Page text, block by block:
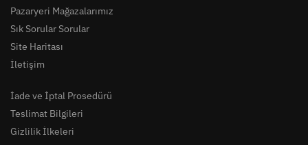
Pazaryeri Mağazalarımız
Sık Sorular Sorular
Site Haritası
İletişim
İade ve İptal Prosedürü
Teslimat Bilgileri
Gizlilik İlkeleri